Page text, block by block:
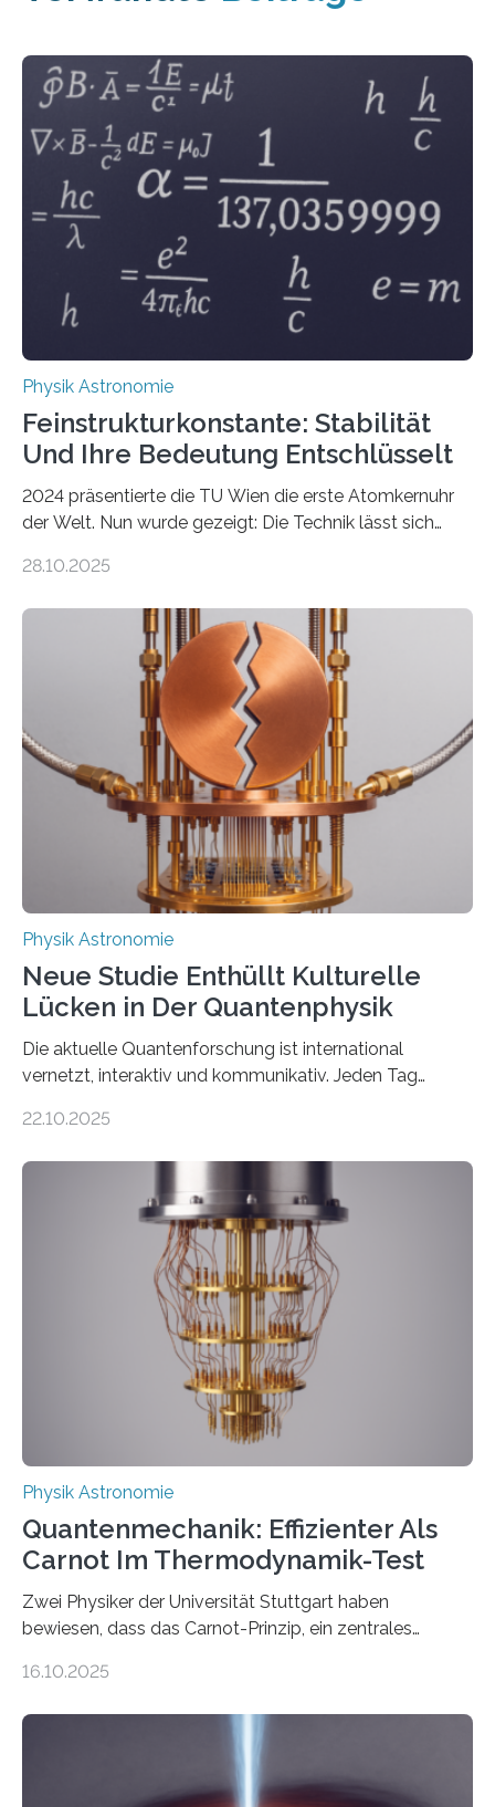
Physik Astronomie
Feinstrukturkonstante: Stabilität
Und Ihre Bedeutung Entschlüsselt
2024 präsentierte die TU Wien die erste Atomkernuhr
der Welt. Nun wurde gezeigt: Die Technik lässt sich
fundamentalen Physik nachzugehen. Thorium-
Messungen verwenden. Das hatte man jahrzehntelang
vermutet, weltweit war nach den passenden
Atomkern-Zuständen gesucht worden, 2024 gelang
einem Team der TU Wien mit Unterstützung
internationaler Partner der entscheidende Durchbruch:
Der lange diskutierte Thorium-Kernübergang wurde
gefunden. Kurz darauf konnte man zeigen, dass sich
Thorium tatsächlich nutzen lässt, um hochpräzise…
28.10.2025
Physik Astronomie
Neue Studie Enthüllt Kulturelle
Lücken in Der Quantenphysik
Die aktuelle Quantenforschung ist international
vernetzt, interaktiv und kommunikativ. Jeden Tag
oft von Autor*innen, die eng zusammenarbeiten. Neue
werden schnell weiterentwickelt. Dies ist der Alltag in
der Forschung der Quantentheorie, die dieses Jahr 100
Jahre alt geworden ist, weshalb die UNESCO 2025 zum
Internationalen Jahr der Quantenwissenschaft und -
technologie ausgerufen hat. Doch nun hat eine
internationale Forschungsgruppe um den
22.10.2025
Physik Astronomie
Quantenmechanik: Effizienter Als
Carnot Im Thermodynamik-Test
Zwei Physiker der Universität Stuttgart haben
bewiesen, dass das Carnot-Prinzip, ein zentrales
Größenordnung von Atomen gilt, deren physikalische
Quantenmotoren voranbringen. Das
16.10.2025